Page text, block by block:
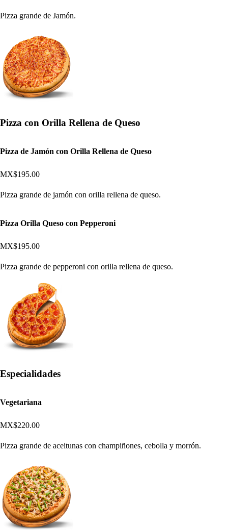
Pizza grande de Jamón.
Pizza con Orilla Rellena de Queso
Pizza de Jamón con Orilla Rellena de Queso
MX$195.00
Pizza grande de jamón con orilla rellena de queso.
Pizza Orilla Queso con Pepperoni
MX$195.00
Pizza grande de pepperoni con orilla rellena de queso.
Especialidades
Vegetariana
MX$220.00
Pizza grande de aceitunas con champiñones, cebolla y morrón.